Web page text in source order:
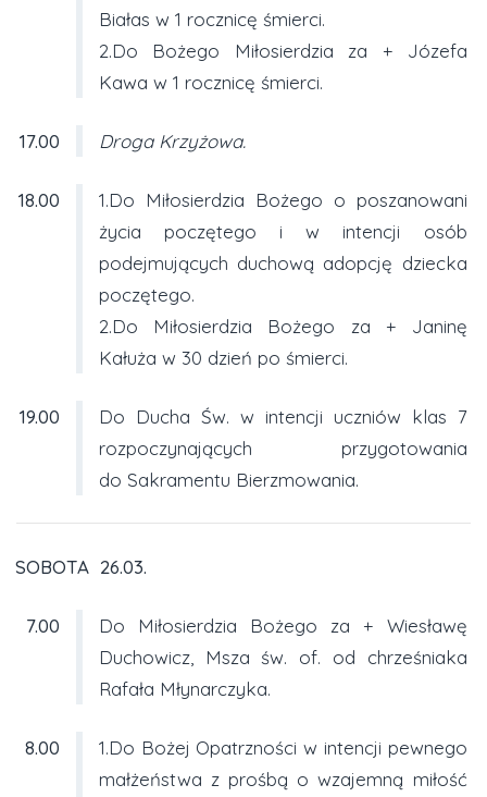
Białas w 1 rocznicę śmierci.
2.Do Bożego Miłosierdzia za + Józefa
Kawa w 1 rocznicę śmierci.
17.00 Droga Krzyżowa.
18.00
1.Do Miłosierdzia Bożego o poszanowani
życia poczętego i w intencji osób
podejmujących duchową adopcję dziecka
poczętego.
2.Do Miłosierdzia Bożego za + Janinę
Kałuża w 30 dzień po śmierci.
19.00
Do Ducha Św. w intencji uczniów klas 7
rozpoczynających przygotowania
do Sakramentu Bierzmowania.
SOBOTA 26.03.
7.00
Do Miłosierdzia Bożego za + Wiesławę
Duchowicz, Msza św. of. od chrześniaka
Rafała Młynarczyka.
8.00
1.Do Bożej Opatrzności w intencji pewnego
małżeństwa z prośbą o wzajemną miłość